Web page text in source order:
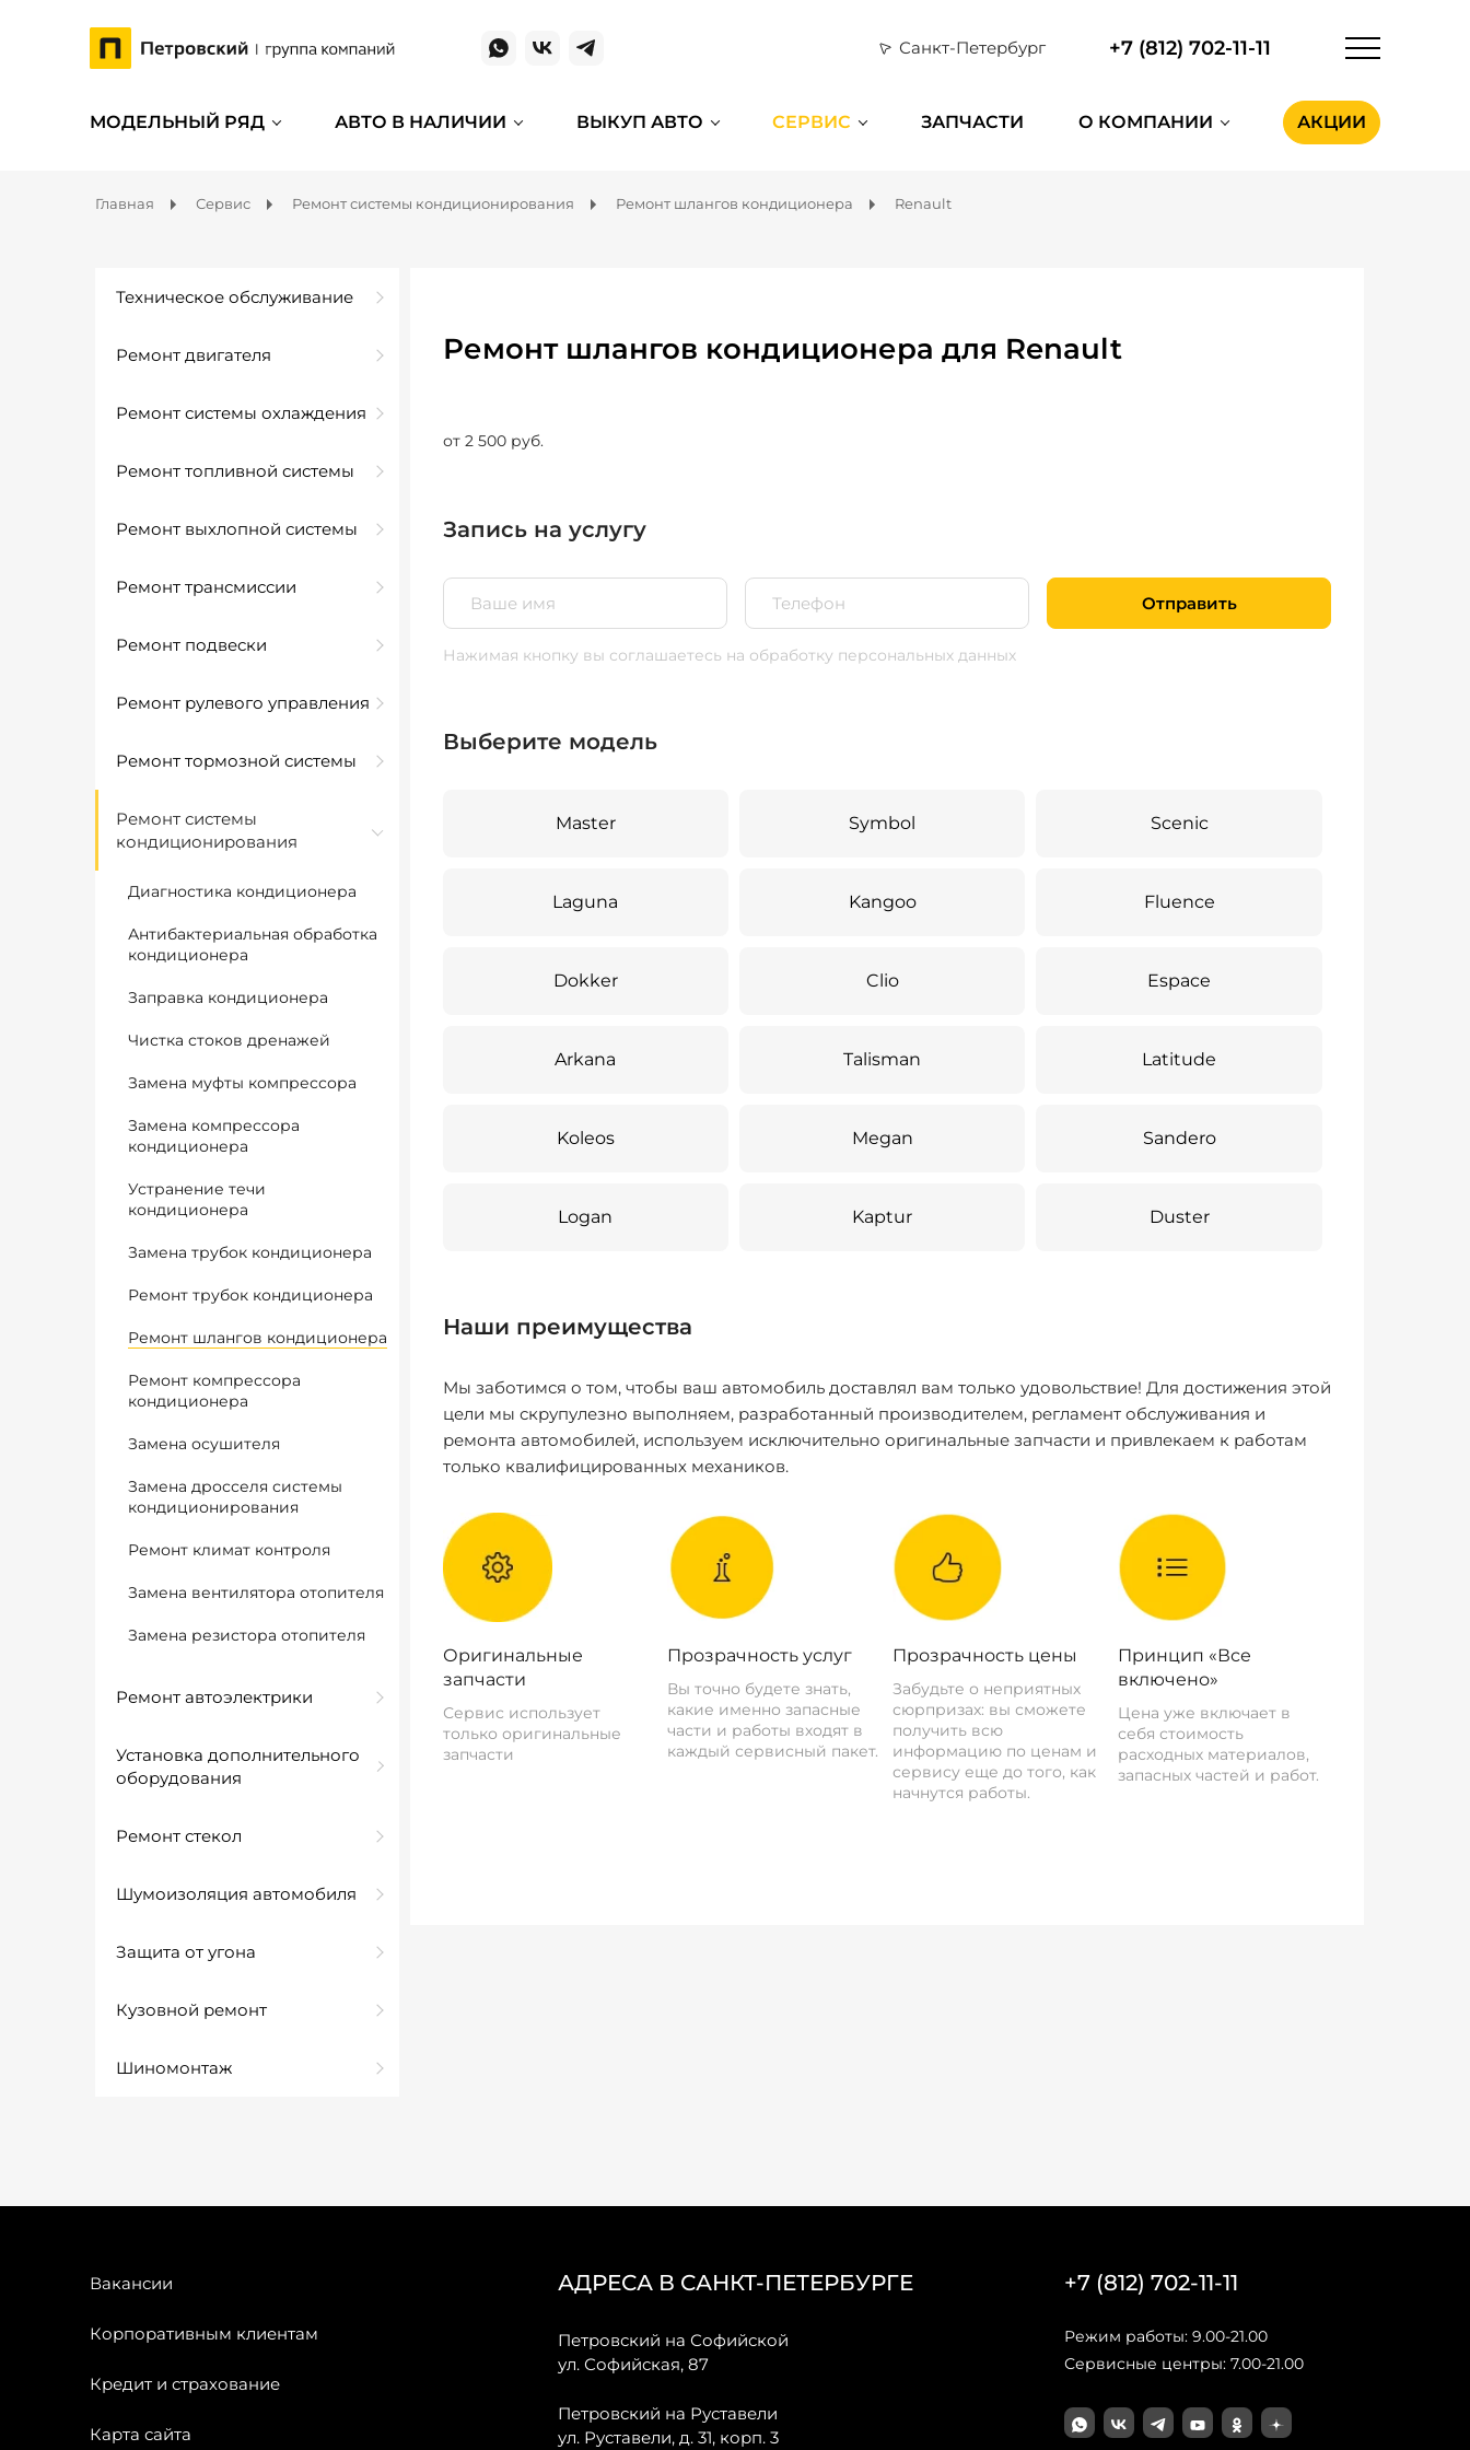
Санкт-Петербург +7 (812) 702-11-11
МОДЕЛЬНЫЙ РЯД АВТО В НАЛИЧИИ ВЫКУП АВТО СЕРВИС ЗАПЧАСТИ О КОМПАНИИ АКЦИИ
Главная Сервис Ремонт системы кондиционирования Ремонт шлангов кондиционера Renault
Техническое обслуживание
Ремонт двигателя
Ремонт системы охлаждения
Ремонт топливной системы
Ремонт выхлопной системы
Ремонт трансмиссии
Ремонт подвески
Ремонт рулевого управления
Ремонт тормозной системы
Ремонт системы
кондиционирования
Диагностика кондиционера
Антибактериальная обработка
кондиционера
Заправка кондиционера
Чистка стоков дренажей
Замена муфты компрессора
Замена компрессора
кондиционера
Устранение течи
кондиционера
Замена трубок кондиционера
Ремонт трубок кондиционера
Ремонт шлангов кондиционера
Ремонт компрессора
кондиционера
Замена осушителя
Замена дросселя системы
кондиционирования
Ремонт климат контроля
Замена вентилятора отопителя
Замена резистора отопителя
Ремонт автоэлектрики
Установка дополнительного
оборудования
Ремонт стекол
Шумоизоляция автомобиля
Защита от угона
Кузовной ремонт
Шиномонтаж
Ремонт шлангов кондиционера для Renault
от 2 500 руб.
Запись на услугу
Отправить
Нажимая кнопку вы соглашаетесь на обработку персональных данных
Выберите модель
Master Symbol Scenic
Laguna Kangoo Fluence
Dokker Clio Espace
Arkana Talisman Latitude
Koleos Megan Sandero
Logan Kaptur Duster
Наши преимущества
Мы заботимся о том, чтобы ваш автомобиль доставлял вам только удовольствие! Для достижения этой
цели мы скрупулезно выполняем, разработанный производителем, регламент обслуживания и
ремонта автомобилей, используем исключительно оригинальные запчасти и привлекаем к работам
только квалифицированных механиков.
Оригинальные
запчасти
Сервис использует
только оригинальные
запчасти
Прозрачность услуг
Вы точно будете знать,
какие именно запасные
части и работы входят в
каждый сервисный пакет.
Прозрачность цены
Забудьте о неприятных
сюрпризах: вы сможете
получить всю
информацию по ценам и
сервису еще до того, как
начнутся работы.
Принцип «Все
включено»
Цена уже включает в
себя стоимость
расходных материалов,
запасных частей и работ.
Вакансии
Корпоративным клиентам
Кредит и страхование
Карта сайта
АДРЕСА В САНКТ-ПЕТЕРБУРГЕ
Петровский на Софийской
ул. Софийская, 87
Петровский на Руставели
ул. Руставели, д. 31, корп. 3
+7 (812) 702-11-11
Режим работы: 9.00-21.00
Сервисные центры: 7.00-21.00